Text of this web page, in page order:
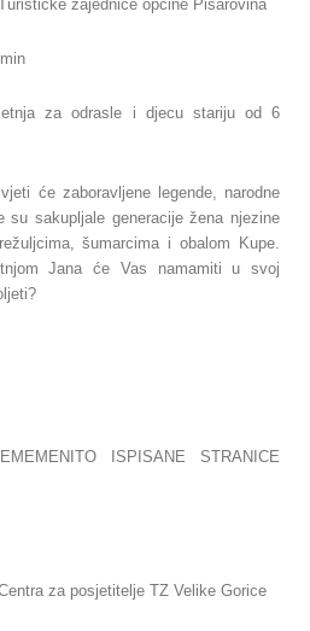
zajednice općine Pisarovina
za odrasle i djecu stariju od 6
će zaboravljene legende, narodne
su sakupljale generacije žena njezine
šumarcima i obalom Kupe.
Jana će Vas namamiti u svoj
ISPISANE STRANICE
za posjetitelje TZ Velike Gorice